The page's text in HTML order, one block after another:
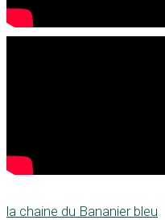
la chaine du Bananier bleu